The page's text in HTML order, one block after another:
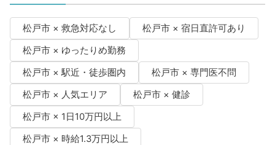
松戸市 × 救急対応なし
松戸市 × 宿日直許可あり
松戸市 × ゆったりめ勤務
松戸市 × 駅近・徒歩圏内
松戸市 × 専門医不問
松戸市 × 人気エリア
松戸市 × 健診
松戸市 × 1日10万円以上
松戸市 × 時給1.3万円以上